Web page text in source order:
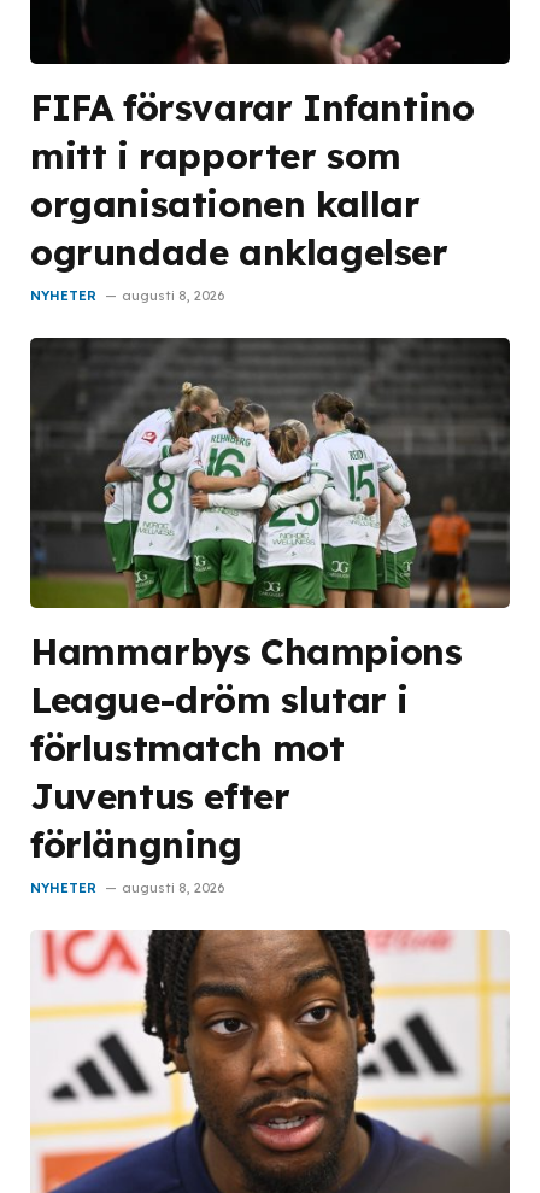
FIFA försvarar Infantino
mitt i rapporter som
organisationen kallar
ogrundade anklagelser
NYHETER augusti 8, 2026
Hammarbys Champions
League-dröm slutar i
förlustmatch mot
Juventus efter
förlängning
NYHETER augusti 8, 2026